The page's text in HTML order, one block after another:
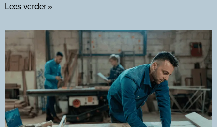
Lees verder »